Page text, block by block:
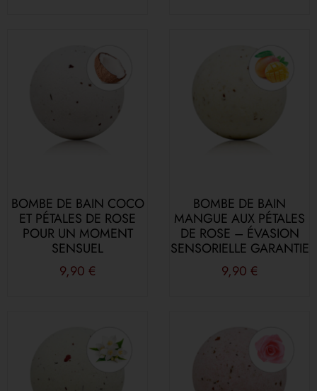
BOMBE DE BAIN COCO
ET PÉTALES DE ROSE
POUR UN MOMENT
SENSUEL
9,90 €
BOMBE DE BAIN
MANGUE AUX PÉTALES
DE ROSE – ÉVASION
SENSORIELLE GARANTIE
9,90 €